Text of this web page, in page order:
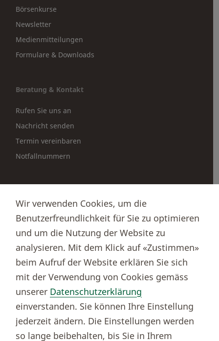
Börsenkurse
Newsletter
Medienmitteilungen
Formulare & Downloads
Beratung & Kontakt
Rufen Sie uns an
Nachricht senden
Termin vereinbaren
Notfallnummern
Börsenportal Yourmoney
Thurgauer Kantonalbank
Bankenclearingnr.
784
BIC (SWIFT)
KBTGCH22
Weitere TKB Nummern
Rechtliche Hinweise
Wir verwenden Cookies, um die
Benutzerfreundlichkeit für Sie zu optimieren
und um die Nutzung der Website zu
analysieren. Mit dem Klick auf «Zustimmen»
beim Aufruf der Website erklären Sie sich
mit der Verwendung von Cookies gemäss
unserer Datenschutzerklärung
einverstanden. Sie können Ihre Einstellung
jederzeit ändern. Die Einstellungen werden
so lange beibehalten, bis Sie in Ihrem